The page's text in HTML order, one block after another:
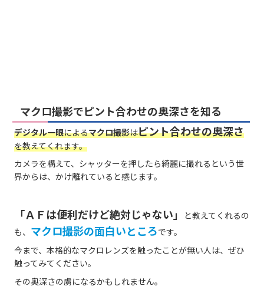
マクロ撮影でピント合わせの奥深さを知る
デジタル一眼によるマクロ撮影はピント合わせの奥深さ
を教えてくれます。
カメラを構えて、シャッターを押したら綺麗に撮れるという世
界からは、かけ離れていると感じます。
「ＡＦは便利だけど絶対じゃない」
と教えてくれるの
も、 マクロ撮影の面白いところです。
今まで、本格的なマクロレンズを触ったことが無い人は、ぜひ
触ってみてください。
その奥深さの虜になるかもしれません。